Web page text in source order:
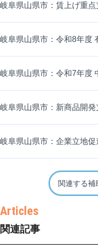
岐阜県山県市：賃上げ重点
岐阜県山県市：令和8年度
岐阜県山県市：令和7年度
岐阜県山県市：新商品開発
岐阜県山県市：企業立地促
関連する補
関連記事